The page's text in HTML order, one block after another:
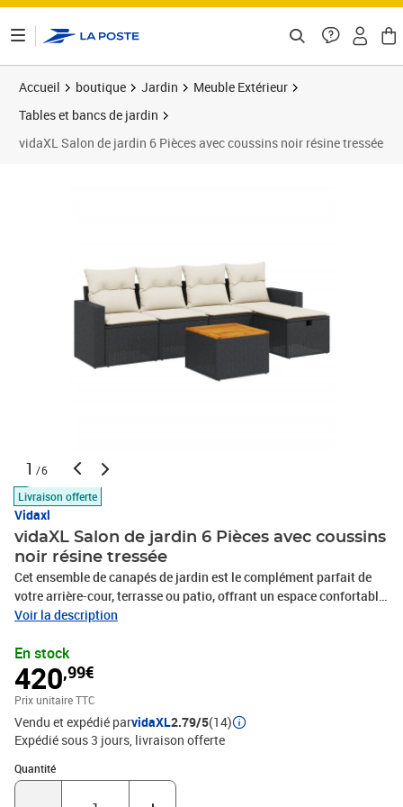
Accueil boutique Jardin
Meuble Extérieur
Tables et bancs de jardin
vidaXL Salon de jardin 6 Pièces avec coussins noir résine tressée
1 /6
Livraison offerte
Vidaxl
vidaXL Salon de jardin 6 Pièces avec coussins
noir résine tressée
Cet ensemble de canapés de jardin est le complément parfait de
votre arrière-cour, terrasse ou patio, offrant un espace confortable
et accueillant pour discuter avec la famille et les amis ou
la résine tressée, également connue sous le nom de poly rotin, est
un matériau synthétique solide et nécessitant peu d'entretien qui
ressemble au rotin naturel. Il est léger, facile à nettoyer et
couramment utilisé pour les meubles d'extérieur en raison de sa
durabilité et de ses propriétés de résistance aux
intempéries.Dessus stable et facile à nettoyer : cette table de
jardin a un dessus en bois d'acacia robuste, durable et facile à
nettoyer avec un chiffon humide.Housse amovible et lavable : ces
Voir la description
En stock
420,99€
Prix unitaire TTC
Vendu et expédié parvidaXL2.79/5(14)
Expédié sous 3 jours livraison offerte
Quantité
Quantité : 1